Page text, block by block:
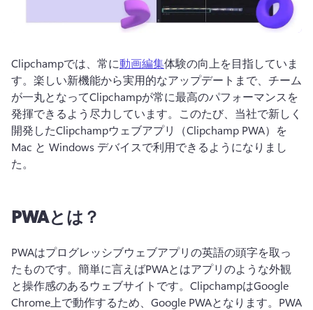
Clipchampでは、常に動画編集体験の向上を目指していま
す。楽しい新機能から実用的なアップデートまで、チーム
が一丸となってClipchampが常に最高のパフォーマンスを
発揮できるよう尽力しています。このたび、当社で新しく
開発したClipchampウェブアプリ（Clipchamp PWA）を
Mac と Windows デバイスで利用できるようになりまし
た。
PWAとは？
PWAはプログレッシブウェブアプリの英語の頭字を取っ
たものです。簡単に言えばPWAとはアプリのような外観
と操作感のあるウェブサイトです。ClipchampはGoogle
Chrome上で動作するため、Google PWAとなります。PWA